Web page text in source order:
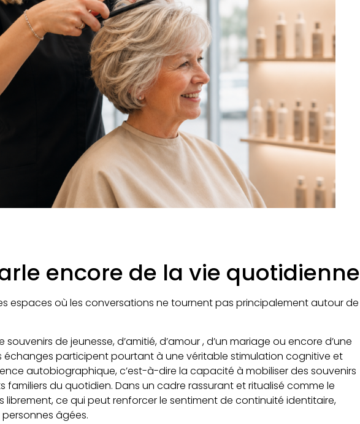
encore de la vie quotidienne
espaces où les conversations ne tournent pas principalement autour de
de jeunesse, d’amitié, d’amour , d’un mariage ou encore d’une
échanges participent pourtant à une véritable stimulation cognitive et
autobiographique, c’est-à-dire la capacité à mobiliser des souvenirs
familiers du quotidien. Dans un cadre rassurant et ritualisé comme le
librement, ce qui peut renforcer le sentiment de continuité identitaire,
personnes âgées.